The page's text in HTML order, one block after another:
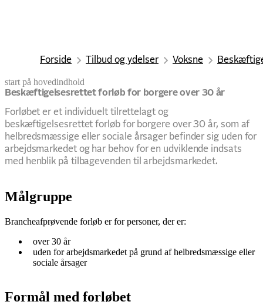
Forside Tilbud og ydelser Voksne
start på hovedindhold
Beskæftigelsesrettet forløb for borgere over 30 år
Forløbet er et individuelt tilrettelagt og
beskæftigelsesrettet forløb for borgere over 30 år, som af
helbredsmæssige eller sociale årsager befinder sig uden for
arbejdsmarkedet og har behov for en udviklende indsats
med henblik på tilbagevenden til arbejdsmarkedet.
senest opdateret 20. januar 2026
Målgruppe
Brancheafprøvende forløb er for personer, der er:
over 30 år
uden for arbejdsmarkedet på grund af helbredsmæssige eller
sociale årsager
Formål med forløbet